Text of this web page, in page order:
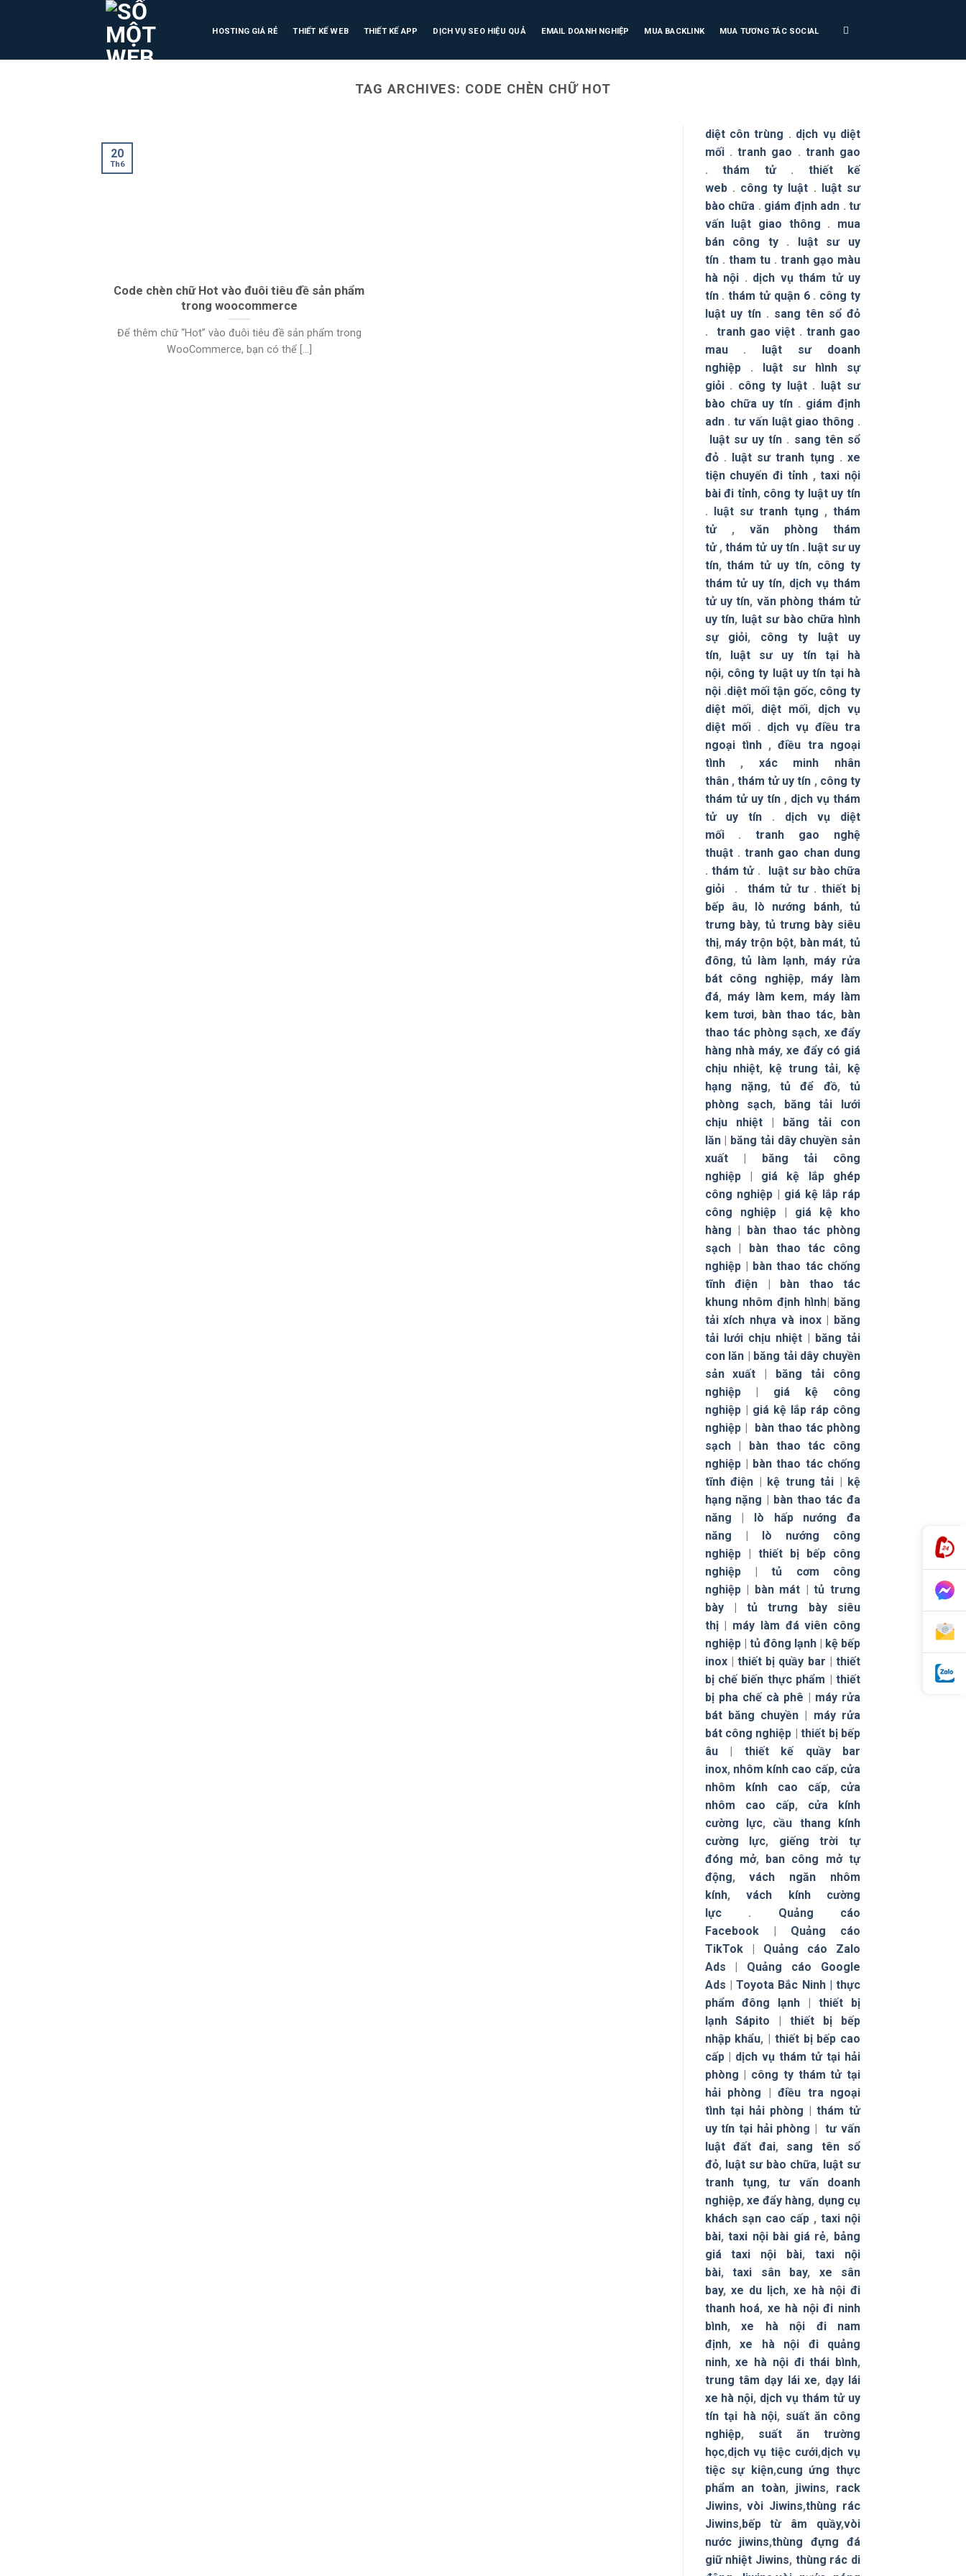
HOSTING GIÁ RẺ THIẾT KẾ WEB THIẾT KẾ APP DỊCH VỤ SEO HIỆU QUẢ EMAIL DOANH NGHIỆP MUA BACKLINK MUA TƯƠNG TÁC SOCIAL
TAG ARCHIVES: CODE CHÈN CHỮ HOT
Code chèn chữ Hot vào đuôi tiêu đề sản phẩm
trong woocommerce
Để thêm chữ “Hot” vào đuôi tiêu đề sản phẩm trong
WooCommerce, bạn có thể [...]
20
Th6
diệt côn trùng . dịch vụ diệt
mối. tranh gao . tranh gao
. thám tử. thiết kế
web. công ty luật .
luật sư
bào chữa . giám định adn . tư
vấn luật giao thông . mua
bán công ty.
luật sư uy
tín. tham tu. tranh gạo màu
hà nội . dịch vụ thám tử uy
tín.thám tử quận 6. công ty
luật uy tín. sang tên sổ đỏ
. tranh gao việt. tranh gao
mau.
luật sư doanh
nghiệp.
luật sư hình sự
giỏi. công ty luật.
luật sư
bào chữa uy tín. giám định
adn.tư vấn luật giao thông .
luật sư uy tín . sang tên sổ
đỏ. luật sư tranh tụng .xe
tiện chuyến đi tỉnh,taxi nội
bài đi tỉnh, công ty luật uy tín
.
luật sư tranh tụng , thám
tử, văn phòng thám
tử,thám tử uy tín . luật sư uy
tín,thám tử uy tín, công ty
thám tử uy tín, dịch vụ thám
tử uy tín, văn phòng thám tử
uy tín, luật sư bào chữa hình
sự giỏi, công ty luật uy
tín,
luật sư uy tín tại hà
nội, công ty luật uy tín tại hà
nội .diệt mối tận gốc, công ty
diệt mối, diệt mối, dịch vụ
diệt mối . dịch vụ điều tra
ngoại tình,điều tra ngoại
tình, xác minh nhân
thân, thám tử uy tín , công ty
thám tử uy tín, dịch vụ thám
tử uy tín . dịch vụ diệt
mối.tranh gao nghệ
thuật.tranh gao chan dung
. thám tử.
luật sư bào chữa
giỏi.thám tử tư. thiết bị
bếp âu, lò nướng bánh,tủ
trưng bày, tủ trưng bày siêu
thị, máy trộn bột, bàn mát, tủ
đông,tủ làm lạnh, máy rửa
bát công nghiệp, máy làm
đá, máy làm kem, máy làm
kem tươi, bàn thao tác, bàn
thao tác phòng sạch, xe đẩy
hàng nhà máy,xe đẩy có giá
chịu nhiệt, kệ trung tải,
kệ
hạng nặng,tủ để đồ,tủ
phòng sạch,
băng tải lưới
chịu nhiệt|
băng tải con
lăn|
băng tải dây chuyền sản
xuất|
băng tải công
nghiệp| giá kệ lắp ghép
công nghiệp| giá kệ lắp ráp
công nghiệp| giá kệ kho
hàng
bàn thao tác phòng
sạch|
bàn thao tác công
nghiệp|
bàn thao tác chống
tĩnh điện
bàn thao tác
khung nhôm định hình|
băng
tải xích nhựa và inox|
băng
tải lưới chịu nhiệt|
băng tải
con lăn
băng tải dây chuyền
sản xuất
băng tải công
nghiệp| giá kệ công
nghiệp| giá kệ lắp ráp công
nghiệp|
bàn thao tác phòng
sạch|
bàn thao tác công
nghiệp|
bàn thao tác chống
tĩnh điện
kệ trung tải
kệ
hạng nặng
bàn thao tác đa
năng
lò hấp nướng đa
năng
lò nướng công
nghiệp| thiết bị bếp công
nghiệp|tủ cơm công
nghiệp| bàn mát |tủ trưng
bày|tủ trưng bày siêu
thị| máy làm đá viên công
nghiệp| tủ đông lạnh|
kệ bếp
inox| thiết bị quầy bar |thiết
bị chế biến thực phẩm |thiết
bị pha chế cà phê
máy rửa
bát băng chuyền
máy rửa
bát công nghiệp |thiết bị bếp
âu| thiết kế quầy bar
inox, nhôm kính cao cấp, cửa
nhôm kính cao cấp, cửa
nhôm cao cấp, cửa kính
cường lực, cầu thang kính
cường lực, giếng trời tự
đóng mở,
ban công mở tự
động,vách ngăn nhôm
kính, vách kính cường
lực. Quảng cáo
Facebook| Quảng cáo
TikTok| Quảng cáo Zalo
Ads
Quảng cáo Google
Ads
Toyota Bắc Ninh |
thực
phẩm đông lạnh |thiết bị
lạnh Sápito
|thiết bị bếp
nhập khẩu, | thiết bị bếp cao
cấp| dịch vụ thám tử tại hải
phòng
công ty thám tử tại
hải phòng
điều tra ngoại
tình tại hải phòng
thám tử
uy tín tại hải phòng |tư vấn
luật đất đai, sang tên sổ
đỏ, luật sư bào chữa, luật sư
tranh tụng,tư vấn doanh
nghiệp, xe đẩy hàng, dụng cụ
khách sạn cao cấp, taxi nội
bài,taxi nội bài giá rẻ, bảng
giá taxi nội bài,taxi nội
bài, taxi sân bay, xe sân
bay, xe du lịch, xe hà nội đi
thanh hoá, xe hà nội đi ninh
bình, xe hà nội đi nam
định, xe hà nội đi quảng
ninh,xe hà nội đi thái bình,
trung tâm dạy lái xe, dạy lái
xe hà nội, dịch vụ thám tử uy
tín tại hà nội, suất ăn công
nghiệp, suất ăn trường
học,dịch vụ tiệc cưới,dịch vụ
tiệc sự kiện,cung ứng thực
phẩm an toàn, jiwins, rack
Jiwins,vòi Jiwins,thùng rác
Jiwins,bếp từ âm quầy,vòi
nước jiwins,thùng đựng đá
giữ nhiệt Jiwins, thùng rác di